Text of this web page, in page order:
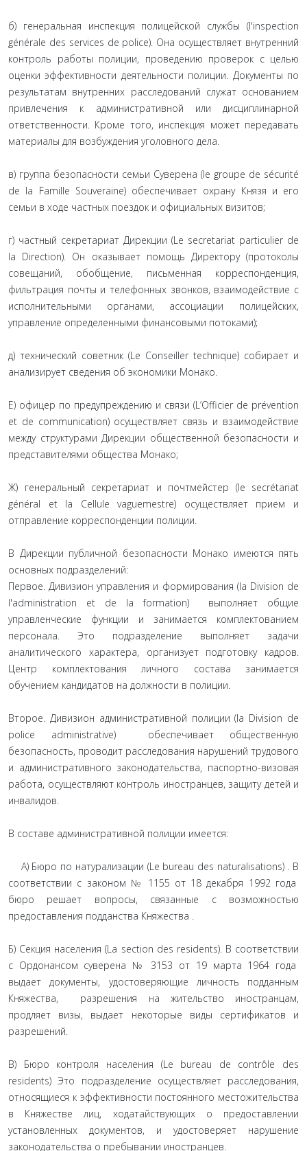
б) генеральная инспекция полицейской службы (l'inspection
générale des services de police). Она осуществляет внутренний
контроль работы полиции, проведению проверок с целью
оценки эффективности деятельности полиции. Документы по
результатам внутренних расследований служат основанием
привлечения к административной или дисциплинарной
ответственности. Кроме того, инспекция может передавать
материалы для возбуждения уголовного дела.
в) группа безопасности семьи Суверена (le groupe de sécurité
de la Famille Souveraine) обеспечивает охрану Князя и его
семьи в ходе частных поездок и официальных визитов;
г) частный секретариат Дирекции (Le secretariat particulier de
la Direction). Он оказывает помощь Директору (протоколы
совещаний, обобщение, письменная корреспонденция,
фильтрация почты и телефонных звонков, взаимодействие с
исполнительными органами, ассоциации полицейских,
управление определенными финансовыми потоками);
д) технический советник (Le Conseiller technique) собирает и
анализирует сведения об экономики Монако.
Е) офицер по предупреждению и связи (L’Officier de prévention
et de communication) осуществляет связь и взаимодействие
между структурами Дирекции общественной безопасности и
представителями общества Монако;
Ж) генеральный секретариат и почтмейстер (le secrétariat
général et la Cellule vaguemestre) осуществляет прием и
отправление корреспонденции полиции.
В Дирекции публичной безопасности Монако имеются пять
основных подразделений:
Первое. Дивизион управления и формирования (la Division de
l'administration et de la formation) выполняет общие
управленческие функции и занимается комплектованием
персонала. Это подразделение выполняет задачи
аналитического характера, организует подготовку кадров.
Центр комплектования личного состава занимается
обучением кандидатов на должности в полиции.
Второе. Дивизион административной полиции (la Division de
police administrative) обеспечивает общественную
безопасность, проводит расследования нарушений трудового
и административного законодательства, паспортно-визовая
работа, осуществляют контроль иностранцев, защиту детей и
инвалидов.
В составе административной полиции имеется:
А) Бюро по натурализации (Le bureau des naturalisations) . В
соответствии с законом № 1155 от 18 декабря 1992 года
бюро решает вопросы, связанные с возможностью
предоставления подданства Княжества .
Б) Секция населения (La section des residents). В соответствии
с Ордонансом суверена № 3153 от 19 марта 1964 года
выдает документы, удостоверяющие личность подданным
Княжества, разрешения на жительство иностранцам,
продляет визы, выдает некоторые виды сертификатов и
разрешений.
В) Бюро контроля населения (Le bureau de contrôle des
residents) Это подразделение осуществляет расследования,
относящиеся к эффективности постоянного местожительства
в Княжестве лиц, ходатайствующих о предоставлении
установленных документов, и удостоверяет нарушение
законодательства о пребывании иностранцев.